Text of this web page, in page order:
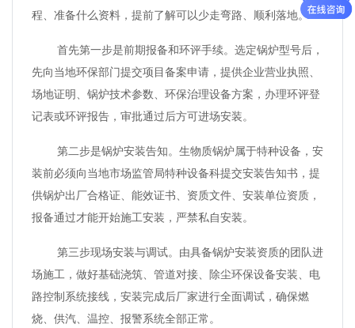
程、准备什么资料，提前了解可以少走弯路、顺利落地。
首先第一步是前期报备和环评手续。选定锅炉型号后，
先向当地环保部门提交项目备案申请，提供企业营业执照、
场地证明、锅炉技术参数、环保治理设备方案，办理环评登
记表或环评报告，审批通过后方可进场安装。
第二步是锅炉安装告知。生物质锅炉属于特种设备，安
装前必须向当地市场监管局特种设备科提交安装告知书，提
供锅炉出厂合格证、能效证书、资质文件、安装单位资质，
报备通过才能开始施工安装，严禁私自安装。
第三步现场安装与调试。由具备锅炉安装资质的团队进
场施工，做好基础浇筑、管道对接、除尘环保设备安装、电
路控制系统接线，安装完成后厂家进行全面调试，确保燃
烧、供汽、温控、报警系统全部正常。